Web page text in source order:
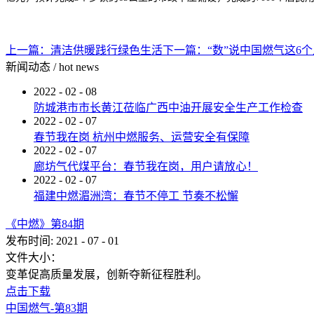
上一篇： 清洁供暖践行绿色生活下一篇： “数”说中国燃气这6
新闻动态 / hot news
2022 - 02 - 08
防城港市市长黄江莅临广西中油开展安全生产工作检查
2022 - 02 - 07
春节我在岗 杭州中燃服务、运营安全有保障
2022 - 02 - 07
廊坊气代煤平台：春节我在岗，用户请放心！
2022 - 02 - 07
福建中燃湄洲湾：春节不停工 节奏不松懈
《中燃》第84期
发布时间: 2021 - 07 - 01
文件大小：
变革促高质量发展，创新夺新征程胜利。
点击下载
中国燃气-第83期